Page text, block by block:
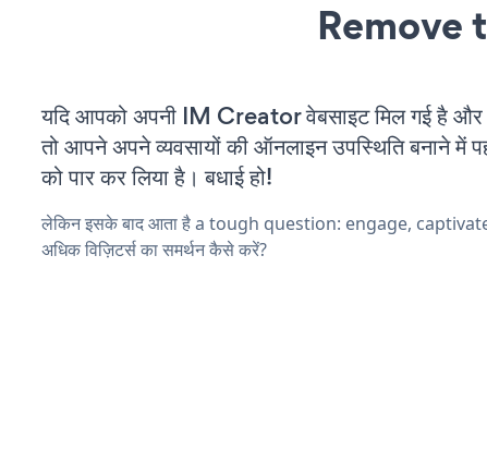
Remove
यदि आपको अपनी IM Creator वेबसाइट मिल गई है
तो आपने अपने व्यवसायों की ऑनलाइन उपस्थिति बनाने में
को पार कर लिया है। बधाई हो!
लेकिन इसके बाद आता है a tough question: engage,
अधिक विज़िटर्स का समर्थन कैसे करें?